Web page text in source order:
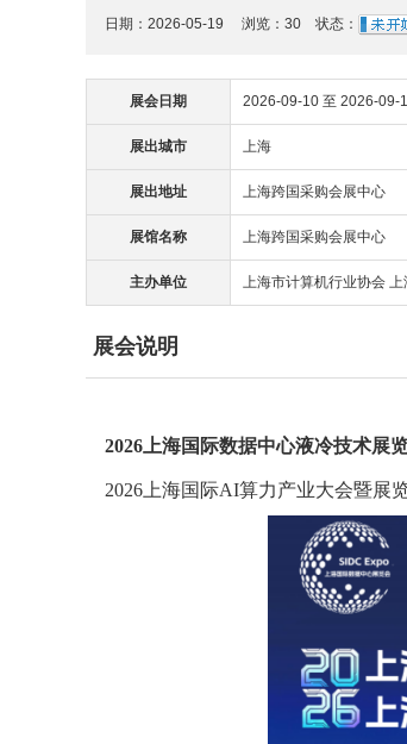
日期：2026-05-19 浏览： 30 状态：
展会日期 2026-09-10 至 2026-09-
展出城市 上海
展出地址 上海跨国采购会展中心
展馆名称 上海跨国采购会展中心
主办单位 上海市计算机行业协会
展会说明
2026上海国际数据中心液冷技术展
2026上海国际AI算力产业大会暨展